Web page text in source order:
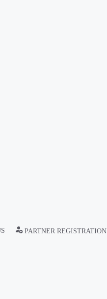
PARTNER REGISTRATION